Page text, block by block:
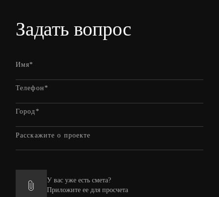
Задать вопрос
У вас уже есть смета?
Приложите ее для просчета